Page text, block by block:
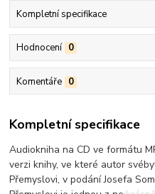
Kompletní specifikace
Hodnocení 0
Komentáře 0
Kompletní specifikace
Audiokniha na CD ve formátu
verzi knihy, ve které autor
Přemyslovi, v podání Josefa